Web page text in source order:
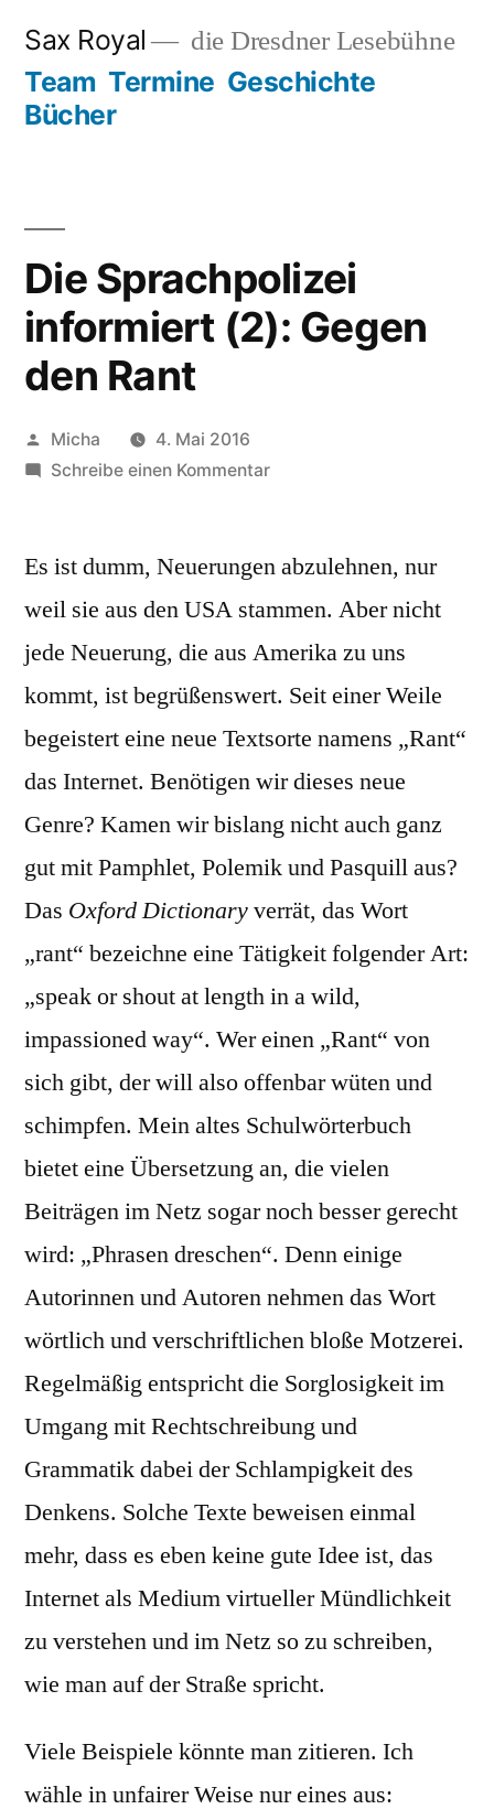
springen
Sax Royal die Dresdner Lesebühne
Team Termine Geschichte
Bücher
Die Sprachpolizei
informiert (2): Gegen
den Rant
Veröffentlicht
von
Micha
4. Mai 2016
Schreibe einen Kommentarzu
informiert
Gegen
den
Rant
Es ist dumm, Neuerungen abzulehnen, nur
weil sie aus den USA stammen. Aber nicht
jede Neuerung, die aus Amerika zu uns
kommt, ist begrüßenswert. Seit einer Weile
begeistert eine neue Textsorte namens „Rant“
das Internet. Benötigen wir dieses neue
Genre? Kamen wir bislang nicht auch ganz
gut mit Pamphlet, Polemik und Pasquill aus?
Das Oxford Dictionaryverrät, das Wort
„rant“ bezeichne eine Tätigkeit folgender Art:
„speak or shout at length in a wild,
impassioned way“. Wer einen „Rant“ von
sich gibt, der will also offenbar wüten und
schimpfen. Mein altes Schulwörterbuch
bietet eine Übersetzung an, die vielen
Beiträgen im Netz sogar noch besser gerecht
wird: „Phrasen dreschen“. Denn einige
Autorinnen und Autoren nehmen das Wort
wörtlich und verschriftlichen bloße Motzerei.
Regelmäßig entspricht die Sorglosigkeit im
Umgang mit Rechtschreibung und
Grammatik dabei der Schlampigkeit des
Denkens. Solche Texte beweisen einmal
mehr, dass es eben keine gute Idee ist, das
Internet als Medium virtueller Mündlichkeit
zu verstehen und im Netz so zu schreiben,
wie man auf der Straße spricht.
Viele Beispiele könnte man zitieren. Ich
wähle in unfairer Weise nur eines aus: